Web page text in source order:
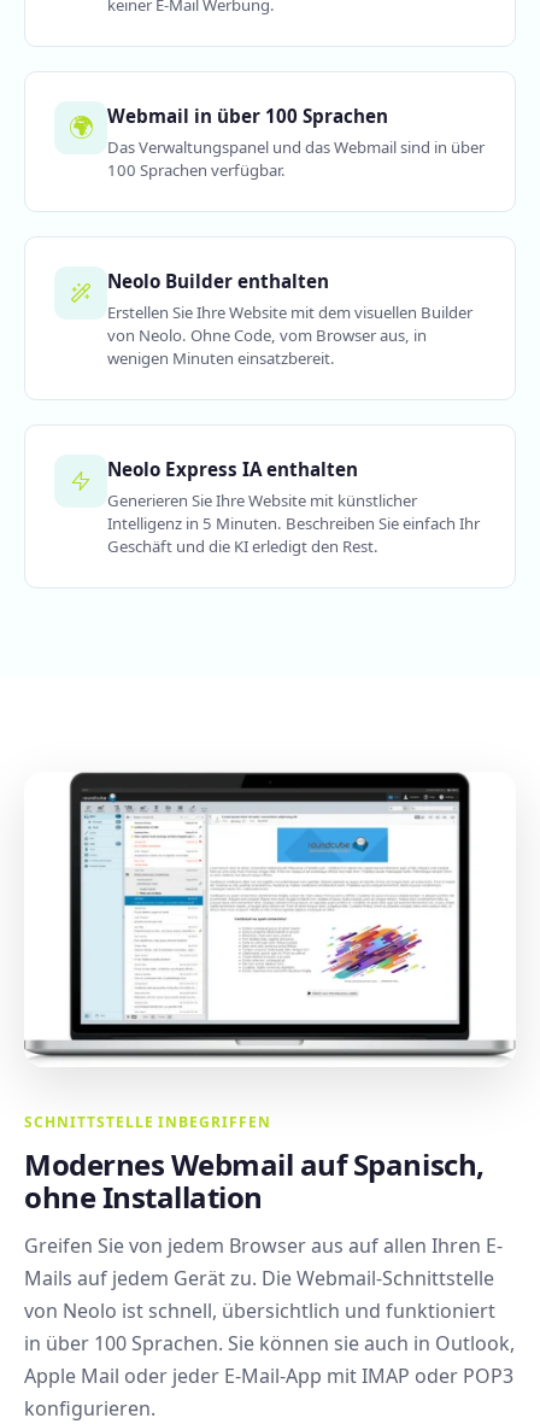
🌍 Webmail in über 100 Sprachen
Das Verwaltungspanel und das Webmail sind in über
100 Sprachen verfügbar.
Neolo Builder enthalten
Erstellen Sie Ihre Website mit dem visuellen Builder
von Neolo. Ohne Code, vom Browser aus, in
wenigen Minuten einsatzbereit.
Neolo Express IA enthalten
Generieren Sie Ihre Website mit künstlicher
Intelligenz in 5 Minuten. Beschreiben Sie einfach Ihr
Geschäft und die KI erledigt den Rest.
SCHNITTSTELLE INBEGRIFFEN
Modernes Webmail auf Spanisch,
ohne Installation
Greifen Sie von jedem Browser aus auf allen Ihren E-
Mails auf jedem Gerät zu. Die Webmail-Schnittstelle
von Neolo ist schnell, übersichtlich und funktioniert
in über 100 Sprachen. Sie können sie auch in Outlook,
Apple Mail oder jeder E-Mail-App mit IMAP oder POP3
konfigurieren.